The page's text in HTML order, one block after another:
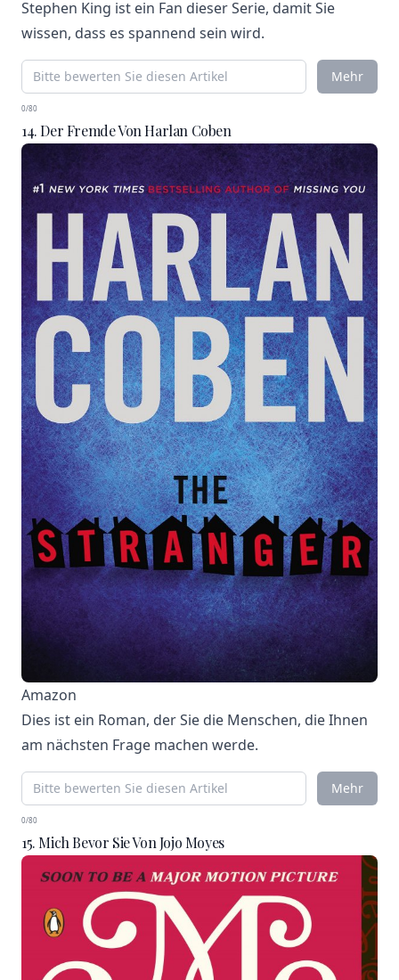
Stephen King ist ein Fan dieser Serie, damit Sie
wissen, dass es spannend sein wird.
Mehr
0/80
14. Der Fremde Von Harlan Coben
Amazon
Dies ist ein Roman, der Sie die Menschen, die Ihnen
am nächsten Frage machen werde.
Mehr
0/80
15. Mich Bevor Sie Von Jojo Moyes